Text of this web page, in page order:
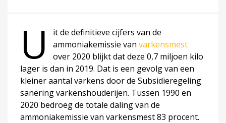
U
it de definitieve cijfers van de
ammoniakemissie van varkensmest
over 2020 blijkt dat deze 0,7 miljoen kilo
lager is dan in 2019. Dat is een gevolg van een
kleiner aantal varkens door de Subsidieregeling
sanering varkenshouderijen. Tussen 1990 en
2020 bedroeg de totale daling van de
ammoniakemissie van varkensmest 83 procent.